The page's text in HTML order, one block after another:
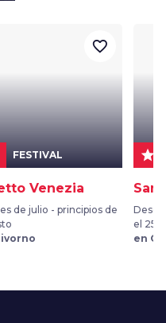
FESTIVAL
Venezia
de julio - principios de
favorite_border
star
San
el 25
en